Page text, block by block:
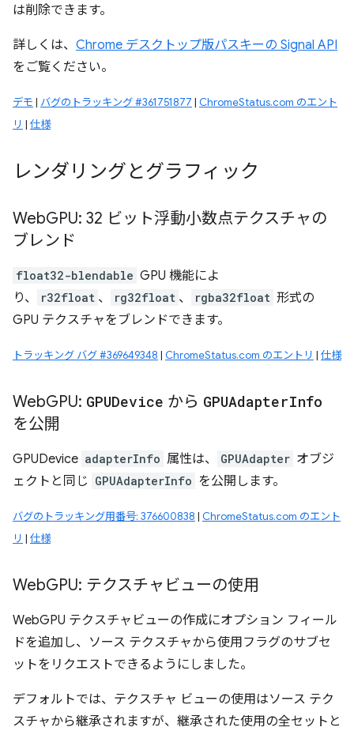
は削除できます。
詳しくは、 Chrome デスクトップ版パスキーの Signal API
をご覧ください。
デモ | バグのトラッキング #361751877 | ChromeStatus.com のエント
リ | 仕様
レンダリングとグラフィック
WebGPU: 32 ビット浮動小数点テクスチャの
ブレンド
float32-blendable GPU 機能によ
り、
r32float 、 rg32float 、 rgba32float 形式の
GPU テクスチャをブレンドできます。
トラッキング バグ #369649348 | ChromeStatus.com のエントリ | 仕様
WebGPU: GPUDevice から GPUAdapterInfo
を公開
GPUDevice adapterInfo 属性は、 GPUAdapter オブジ
ェクトと同じ GPUAdapterInfo を公開します。
バグのトラッキング用番号: 376600838 | ChromeStatus.com のエント
リ | 仕様
WebGPU: テクスチャビューの使用
WebGPU テクスチャビューの作成にオプション フィール
ドを追加し、ソース テクスチャから使用フラグのサブセ
ットをリクエストできるようにしました。
デフォルトでは、テクスチャ ビューの使用はソース テク
スチャから継承されますが、継承された使用の全セットと